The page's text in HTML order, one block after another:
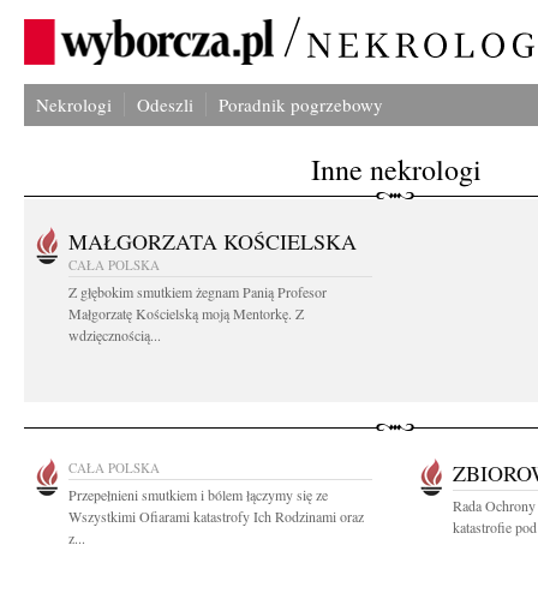
Nekrologi Odeszli Poradnik pogrzebowy
Inne nekrologi
MAŁGORZATA KOŚCIELSKA
CAŁA POLSKA
Z głębokim smutkiem żegnam Panią Profesor
Małgorzatę Kościelską moją Mentorkę. Z
wdzięcznością...
CAŁA POLSKA
Przepełnieni smutkiem i bólem łączymy się ze
Wszystkimi Ofiarami katastrofy Ich Rodzinami oraz
z...
Rada
katastrofie